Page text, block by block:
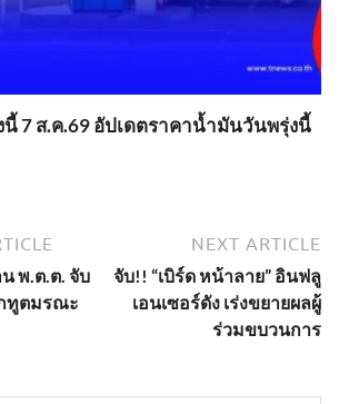
7 ส.ค.69 อัปเดตราคาน้ำมันวันพรุ่งนี้
พ.ต.ต. จับ
ทูตมรณะ
NEXT ARTICLE
จับ!! “เบิร์ด หน้าลาย” อินฟลู
เอนเซอร์ดัง เร่งขยายผลผู้
ร่วมขบวนการ